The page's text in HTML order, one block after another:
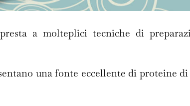
a molteplici tecniche di
una fonte eccellente di proteine